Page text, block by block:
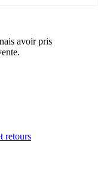
avoir pris
retours